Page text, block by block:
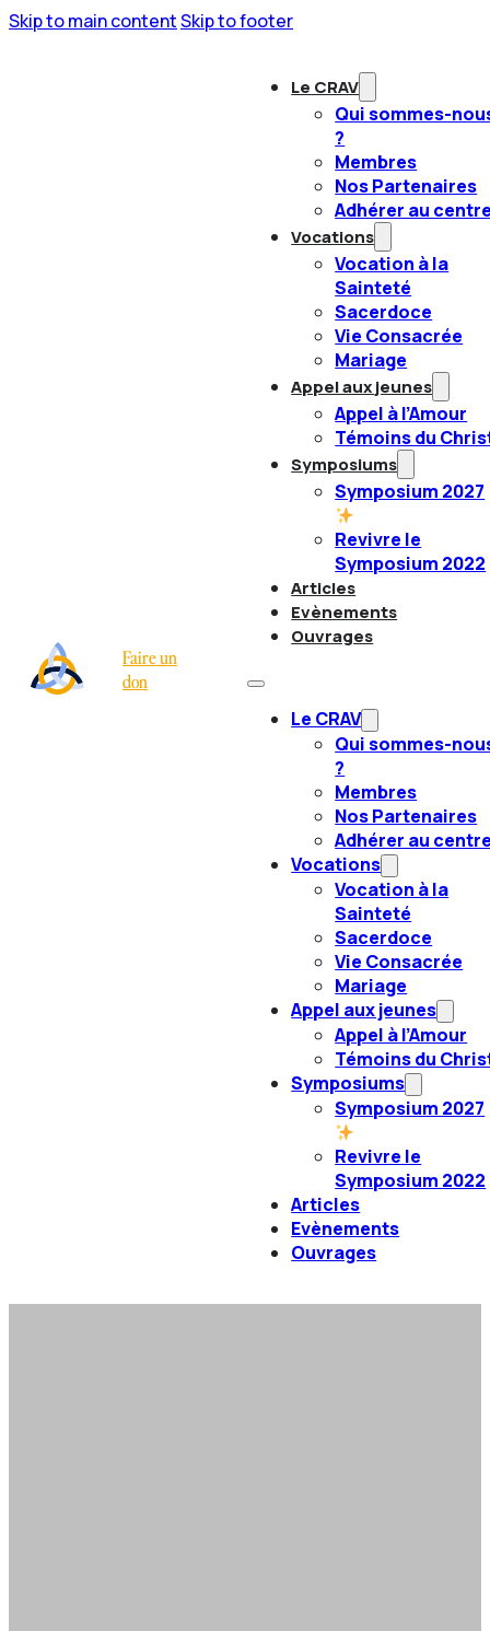
Skip to main contentSkip to footer
Faire un
don
Le CRAV
Qui sommes-
?
Membres
Nos Partenaires
Adhérer au
Vocations
Vocation à la
Sainteté
Sacerdoce
Vie Consacrée
Mariage
Appel aux jeunes
Appel à l’Amour
Témoins du
Symposiums
Symposium 2027
Revivre le
Symposium 2022
Articles
Evènements
Ouvrages
Le CRAV
Qui sommes-
?
Membres
Nos Partenaires
Adhérer au
Vocations
Vocation à la
Sainteté
Sacerdoce
Vie Consacrée
Mariage
Appel aux jeunes
Appel à l’Amour
Témoins du
Symposiums
Symposium 2027
Revivre le
Symposium 2022
Articles
Evènements
Ouvrages